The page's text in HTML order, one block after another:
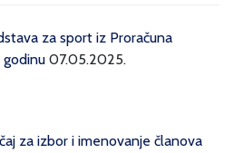
za sport iz Proračuna
07.05.2025.
za izbor i imenovanje članova